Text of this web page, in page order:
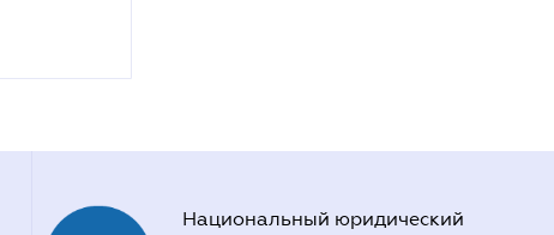
Национальный юридический